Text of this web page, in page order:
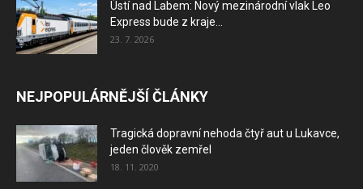
Ústí nad Labem: Nový mezinárodní vlak Leo
Express bude z kraje...
23. 7. 2026
NEJPOPULÁRNĚJŠÍ ČLÁNKY
Tragická dopravní nehoda čtyř aut u Lukavce,
jeden člověk zemřel
18. 11. 2020